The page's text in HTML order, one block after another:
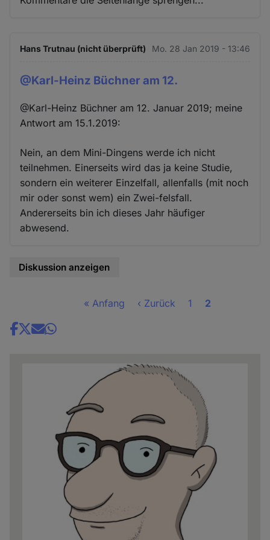
Hans Trutnau (nicht überprüft) Mo. 28 Jan 2019 - 13:46
@Karl-Heinz Büchner am 12.
@Karl-Heinz Büchner am 12. Januar 2019; meine
Antwort am 15.1.2019:
Nein, an dem Mini-Dingens werde ich nicht
teilnehmen. Einerseits wird das ja keine Studie,
sondern ein weiterer Einzelfall, allenfalls (mit noch
mir oder sonst wem) ein Zwei-felsfall.
Andererseits bin ich dieses Jahr häufiger
abwesend.
Diskussion anzeigen
Erste
« Anfang
Vorherige
‹ Zurück Seite
1 Seite
2
Share